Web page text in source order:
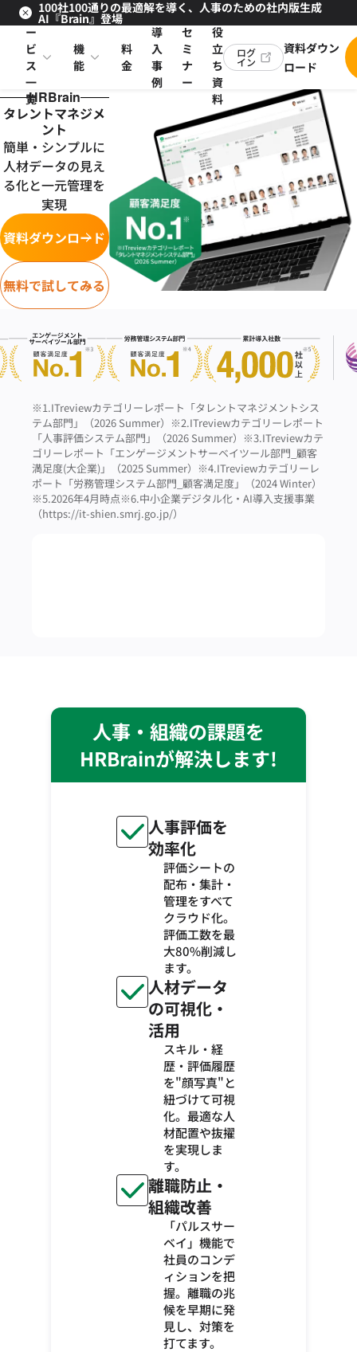
100社100通りの最適解を導く、人事のための社内版生成
AI『Brain』登場
サ
ー
ビ
ス
一
覧
機
能
料
金
導
入
事
例
セ
ミ
ナ
ー
お
役
立
ち
資
料
ログ
イン
資料ダウン
ロード
HRBrain
タレントマネジメ
ント
簡単・シンプルに
人材データの見え
る化と一元管理を
実現
資料ダウンロード
無料で試してみる
※1.ITreviewカテゴリーレポート「タレントマネジメントシス
テム部門」（2026 Summer） ※2.ITreviewカテゴリーレポート
「人事評価システム部門」（2026 Summer） ※3.ITreviewカテ
ゴリーレポート「エンゲージメントサーベイツール部門_顧客
満足度(大企業)」（2025 Summer） ※4.ITreviewカテゴリーレ
ポート「労務管理システム部門_顧客満足度」（2024 Winter）
※5.2026年4月時点※6.中小企業デジタル化・AI導入支援事業
（https://it-shien.smrj.go.jp/）
人事・組織の課題を
HRBrainが解決します!
人事評価を
効率化
評価シートの
配布・集計・
管理をすべて
クラウド化。
評価工数を最
大80%削減し
ます。
人材データ
の可視化・
活用
スキル・経
歴・評価履歴
を"顔写真"と
紐づけて可視
化。最適な人
材配置や抜擢
を実現しま
す。
離職防止・
組織改善
「パルスサー
ベイ」機能で
社員のコンデ
ィションを把
握。離職の兆
候を早期に発
見し、対策を
打てます。